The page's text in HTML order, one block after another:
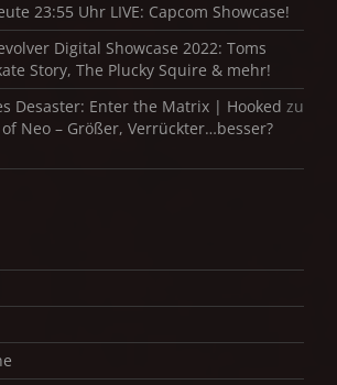
23:55 Uhr LIVE: Capcom Showcase!
Digital Showcase 2022: Toms
Story, The Plucky Squire & mehr!
Desaster: Enter the Matrix | Hooked zu
Neo – Größer, Verrückter…besser?